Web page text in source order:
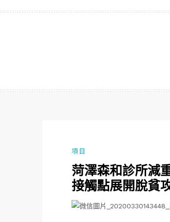
項目
菏澤森和診所減
接觸點展開脫貧